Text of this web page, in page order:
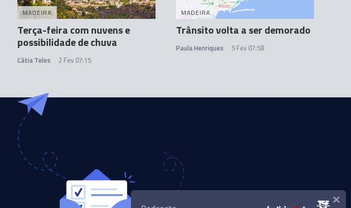
MADEIRA
Terça-feira com nuvens e
possibilidade de chuva
Cátia Teles 2 Fev 07:15
MADEIRA
Trânsito volta a ser demorado
Paula Henriques 5 Fev 07:58
×